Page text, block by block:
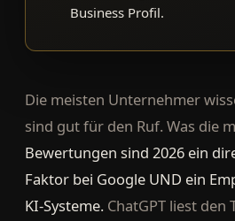
Business Profil.
Die meisten Unternehmer
sind gut für den Ruf. Was die
Bewertungen sind 2026 ein
Faktor bei Google UND ein
KI-Systeme. ChatGPT liest den